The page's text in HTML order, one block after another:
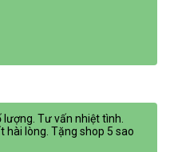
Tư vấn nhiệt tình.
lòng. Tặng shop 5 sao